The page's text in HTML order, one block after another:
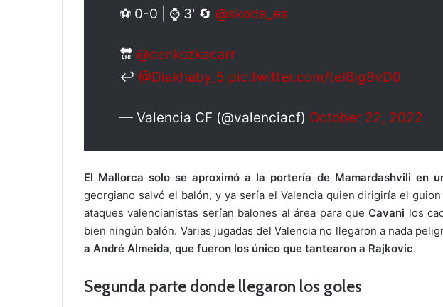
⚽ 0-0 | ⌚ 3' 🔄 @skoda_es
🔛 @cenkozkacarr
↩️ @Diakhaby_5 pic.twitter.com/teI8ig8vD0
— Valencia CF (@valenciacf) October 22, 2022
El Mallorca solo se aproximó a la portería de Mamardashvili en
georgiano salvó el balón, y ya sería el Valencia quien dirigiría el
ataques valencianistas serían balones al área para queCavani los
bien ningún balón. Varias jugadas del Valencia no llegaron a nada
a André Almeida, que fueron los único que tantearon a Rajkovic.
Segunda parte donde llegaron los goles